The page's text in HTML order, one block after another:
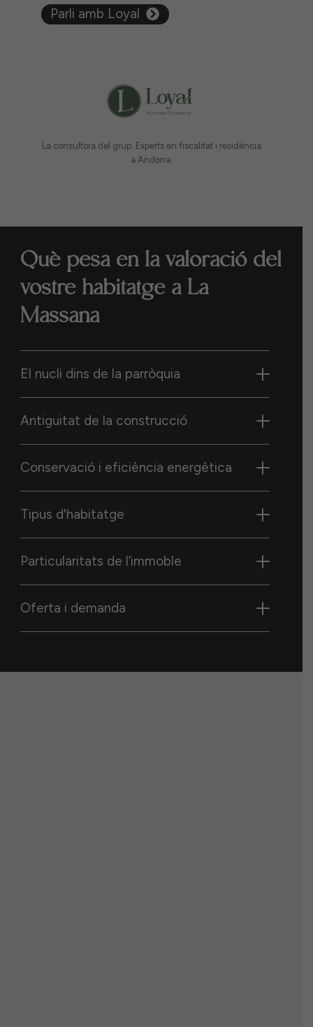
Parli amb Loyal
La consultora del grup. Experts en fiscalitat i residència
a Andorra.
Què pesa en la valoració del
vostre habitatge a La
Massana
El nucli dins de la parròquia
Antiguitat de la construcció
Conservació i eficiència energètica
Tipus d'habitatge
Particularitats de l’immoble
Oferta i demanda